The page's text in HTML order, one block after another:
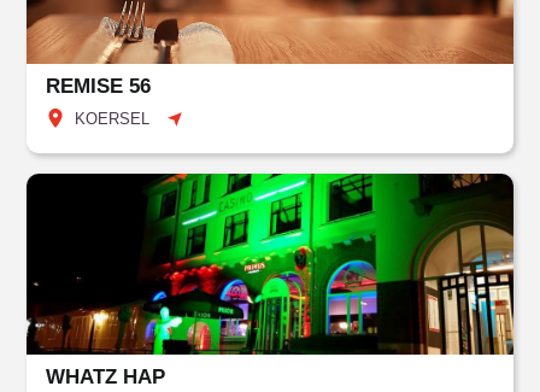
REMISE 56
KOERSEL
WHATZ HAP